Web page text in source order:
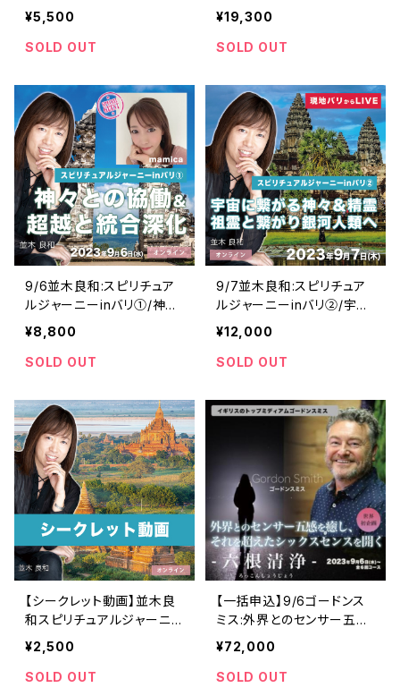
ー:2024は『私の年にする』
黄金の新地球プロジェクト
¥5,500
SOLD OUT
リチュアルジャーニーinバリ
¥19,300
SOLD OUT
9/6並木良和:スピリチュア
ルジャーニーinバリ①/神々
との協働&超越と統合深化/
ゲストMamica
¥8,800
SOLD OUT
9/7並木良和:スピリチュア
ルジャーニーinバリ②/宇宙
に繋がる神々&精霊、祖霊と
繋がり銀河人類へ
¥12,000
SOLD OUT
【シークレット動画】並木良
和スピリチュアルジャーニ
ーinバリ
¥2,500
SOLD OUT
【一括申込】9/6ゴードンス
ミス:外界とのセンサー五感
を浄化、それを超えたシック
スセンスを開く「六根清浄」
全6回
¥72,000
SOLD OUT